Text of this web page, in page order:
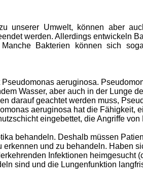
unserer Umwelt, können aber
werden. Allerdings entwickeln
Bakterien können sich
aeruginosa.
Wasser, aber auch in der Lunge
darauf geachtet werden muss,
aeruginosa hat die Fähigkeit,
eingebettet, die Angriffe von
behandeln. Deshalb müssen
und zu behandeln. Haben
Infektionen heimgesucht
sind und die Lungenfunktion